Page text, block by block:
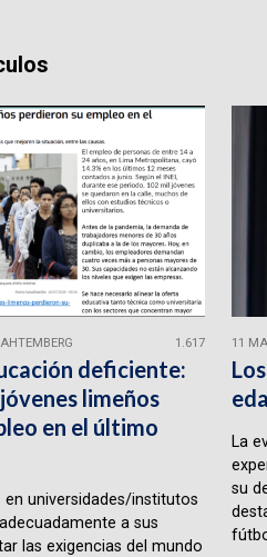
1.617
deficiente:
limeños
en el último
universidades/institutos
a sus
las exigencias del mundo
11
La
su